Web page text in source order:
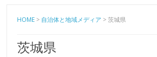
HOME > 自治体と地域メディア >茨城県
茨城県